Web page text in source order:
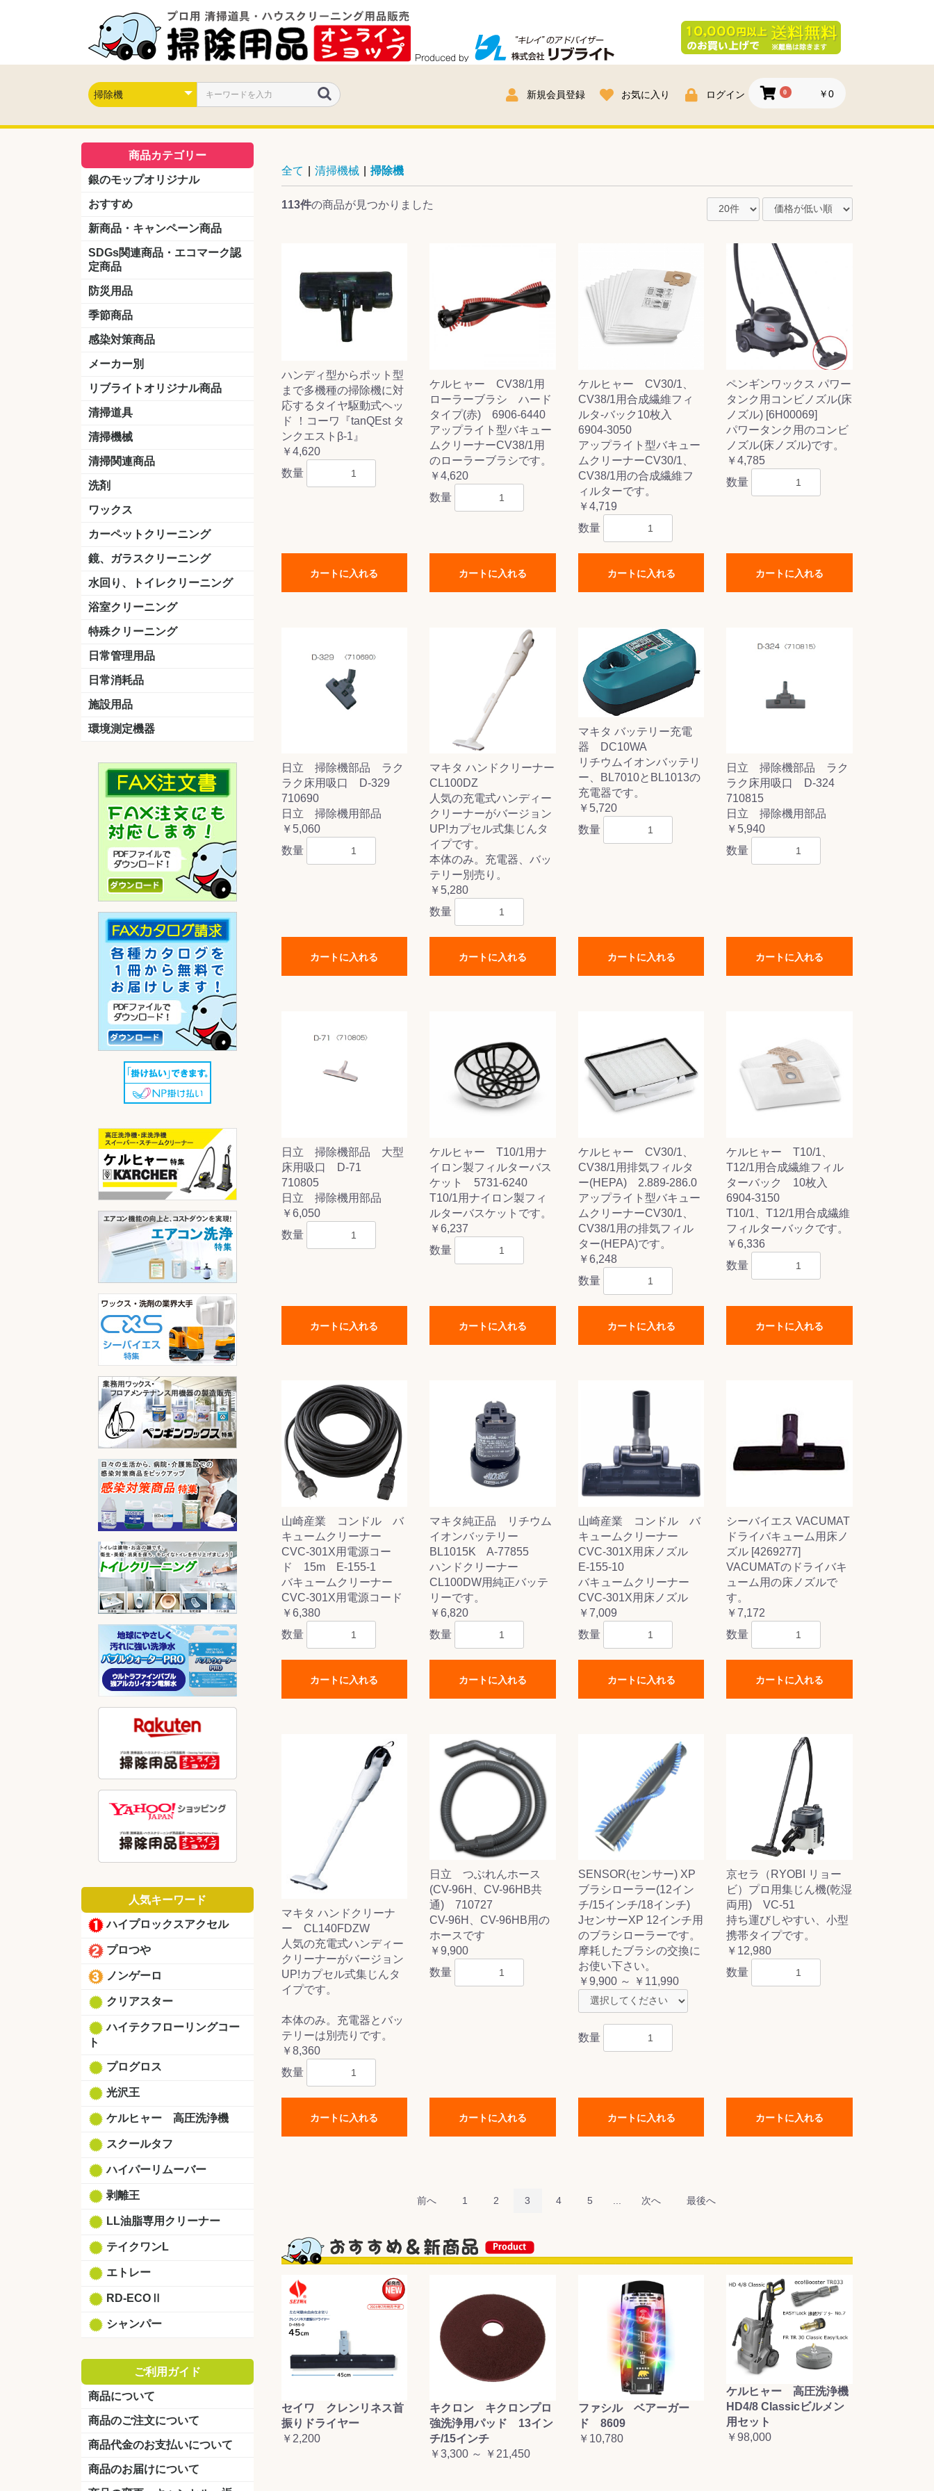
新規会員登録 お気に入り ログイン 0 ￥0
商品カテゴリー
銀のモップオリジナル
おすすめ
新商品・キャンペーン商品
キャンペーン商品
新製品
SDGs関連商品・エコマーク認
定商品
防災用品
季節商品
感染対策商品
おう吐物
除菌洗剤
うがい薬
マスク
手洗い石鹸
手指消毒
手袋
メーカー別
クオリティ
ニイタカ
シーバイエス 樹脂ワックス(一般製品)
下地剤
ドライメンテナンス用樹
脂仕上げ剤
水性・半樹脂製品
油性ワックス
特殊用途製品
ニュートラ フロアケアシ
ステム
天然石材用・テラゾー・
コンクリート用
木床用ワックス
床用クリーナー
剥離剤
植物油用クリーナー
鉱物油用クリーナー
その他
リンレイ
ペンギンワックス 樹脂ワックス
水性・半樹脂製品
下地剤
特殊用途製品
ドライメンテナンス用樹
脂ワックス
クリーナー製品
ハクリ剤
石材床用商品
木床用商品
日常管理商品
横浜油脂工業
ミッケル化学（旧：スイショウ
ユシロ化学
コニシ
つやげん
ダイカ商事
スリーエムジャパン
山崎産業
テラモト
セイワ
エトレー
ラバーメイド
ジャパックス
日本サニパック
ケルヒャー
マキタ
ショーワグローブ
花王
サラヤ
アルボース
コスケム
ミヤキ
紺商
信徳ポミー
リブライトオリジナル商品
LLオレンジクリーナー
LL油脂専用クリーナー
LLワックスモップ
LL-21
マーベラスiL
清掃道具
ほうき
ちりとり
モップ及び関連品 ワンタッチ式モップ
水切りドライヤー
その他アタッチメント
(ワンタッチ式用)
関連商品
モップ ワックス塗布
ハードフロア用ダストモップ
テラモト
その他
清掃機械
掃除機
ドライバキューム
アップライトバキューム
コードレスタイプ
高圧洗浄機
吸水機
カーペット用マシン
送風機
ポリッシャー スタンダード
高速回転
ハンディポリッシャー
関連商品
ポリッシャー・自動床洗浄機用
掃除機用紙パック
その他
清掃関連商品
ダストカート
台車
移動式バレット
脚立
モップハンガー
サインボード
光沢計
カーペット汚染度計
洗剤
床用表面洗浄剤
ハクリ剤
厨房用
工場用
石材用
サビ用
木材用
タイル用
外壁用
壁面用
手あか用
病院用
除菌用
ワックス
樹脂ワックス
半樹脂ワックス
フローリング用
病院用ワックス
中性ワックス
石材用
木床用
その他
カーペットクリーニング
洗剤
ガム除去剤
シミ抜き剤
ブラシ
パット
その他
鏡、ガラスクリーニング
ガラスワイパー
シャンパー(ウオッシャー)
ガラススクイジー
ケレン
ツールホルダー
洗剤 うろこ取り
天井・高所作業
水回り、トイレクリーニング
洗剤
尿石除去剤
水アカ除去剤
排水管つまり除去剤
消臭・防臭剤
道具
浴室クリーニング
洗剤
道具
特殊クリーニング
石材
エアコン
リンス&中和剤&前処理
外壁
その他
日常管理用品
クリーナー
洗濯用洗剤
油汚れ落とし
サビ取り剤
タバコ専用消臭
日常消耗品
トイレットペーパー
ペーパータオル
便座除菌クリーナー
ポリ袋
施設用品
マット・他
ベンチ
灰皿
傘立
くず入れ
環境測定機器
人気キーワード
ハイプロックスアクセル
プロつや
ノンゲーロ
クリアスター
ハイテクフローリングコー
ト
プログロス
光沢王
ケルヒャー 高圧洗浄機
スクールタフ
ハイパーリムーバー
剥離王
LL油脂専用クリーナー
テイクワンL
エトレー
RD-ECOⅡ
シャンパー
ご利用ガイド
商品について
商品のご注文について
商品代金のお支払いについて
商品のお届けについて
全て 清掃機械 掃除機
113件の商品が見つかりました
ハンディ型からポット型
まで多機種の掃除機に対
応するタイヤ駆動式ヘッ
ド ！コーワ『tanQEst タ
ンクエストβ-1』
￥4,620
数量
カートに入れる
ケルヒャー CV38/1用
ローラーブラシ ハード
タイプ(赤) 6906-6440
アップライト型バキュー
ムクリーナーCV38/1用
のローラーブラシです。
￥4,620
数量
カートに入れる
ケルヒャー CV30/1、
CV38/1用合成繊維フィ
ルタ-バック10枚入
6904-3050
アップライト型バキュー
ムクリーナーCV30/1、
CV38/1用の合成繊維フ
ィルターです。
￥4,719
数量
カートに入れる
ペンギンワックス パワー
タンク用コンビノズル(床
ノズル) [6H00069]
パワータンク用のコンビ
ノズル(床ノズル)です。
￥4,785
数量
カートに入れる
日立 掃除機部品 ラク
ラク床用吸口 D-329
710690
日立 掃除機用部品
￥5,060
数量
カートに入れる
マキタ ハンドクリーナー
CL100DZ
人気の充電式ハンディー
クリーナーがバージョン
UP!カプセル式集じんタ
イプです。
本体のみ。充電器、バッ
テリー別売り。
￥5,280
数量
カートに入れる
マキタ バッテリー充電
器 DC10WA
リチウムイオンバッテリ
ー、BL7010とBL1013の
充電器です。
￥5,720
数量
カートに入れる
日立 掃除機部品 ラク
ラク床用吸口 D-324
710815
日立 掃除機用部品
￥5,940
数量
カートに入れる
日立 掃除機部品 大型
床用吸口 D-71
710805
日立 掃除機用部品
￥6,050
数量
カートに入れる
ケルヒャー T10/1用ナ
イロン製フィルターバス
ケット 5731-6240
T10/1用ナイロン製フィ
ルターバスケットです。
￥6,237
数量
カートに入れる
ケルヒャー CV30/1、
CV38/1用排気フィルタ
ー(HEPA) 2.889-286.0
アップライト型バキュー
ムクリーナーCV30/1、
CV38/1用の排気フィル
ター(HEPA)です。
￥6,248
数量
カートに入れる
ケルヒャー T10/1、
T12/1用合成繊維フィル
ターバック 10枚入
6904-3150
T10/1、T12/1用合成繊維
フィルターバックです。
￥6,336
数量
カートに入れる
山崎産業 コンドル バ
キュームクリーナー
CVC-301X用電源コー
ド 15m E-155-1
バキュームクリーナー
CVC-301X用電源コード
￥6,380
数量
カートに入れる
マキタ純正品 リチウム
イオンバッテリー
BL1015K A-77855
ハンドクリーナー
CL100DW用純正バッテ
リーです。
￥6,820
数量
カートに入れる
山崎産業 コンドル バ
キュームクリーナー
CVC-301X用床ノズル
E-155-10
バキュームクリーナー
CVC-301X用床ノズル
￥7,009
数量
カートに入れる
シーバイエス VACUMAT
ドライバキューム用床ノ
ズル [4269277]
VACUMATのドライバキ
ューム用の床ノズルで
す。
￥7,172
数量
カートに入れる
マキタ ハンドクリーナ
ー CL140FDZW
人気の充電式ハンディー
クリーナーがバージョン
UP!カプセル式集じんタ
イプです。
本体のみ。充電器とバッ
テリーは別売りです。
￥8,360
数量
カートに入れる
日立 つぶれんホース
(CV-96H、CV-96HB共
通) 710727
CV-96H、CV-96HB用の
ホースです
￥9,900
数量
カートに入れる
SENSOR(センサー) XP
ブラシローラー(12イン
チ/15インチ/18インチ)
JセンサーXP 12インチ用
のブラシローラーです。
摩耗したブラシの交換に
お使い下さい。
￥9,900 ～ ￥11,990
数量
カートに入れる
京セラ（RYOBI リョー
ビ）プロ用集じん機(乾湿
両用) VC-51
持ち運びしやすい、小型
携帯タイプです。
￥12,980
数量
カートに入れる
お買い物を続ける カートへ進む
前へ 1 2 3 4 5 次へ 最後へ
セイワ クレンリネス首
振りドライヤー
￥2,200
キクロン キクロンプロ
強洗浄用パッド 13イン
チ/15インチ
￥3,300 ～ ￥21,450
ファシル ベアーガー
ド 8609
￥10,780
ケルヒャー 高圧洗浄機
HD4/8 Classicビルメン
用セット
￥98,000